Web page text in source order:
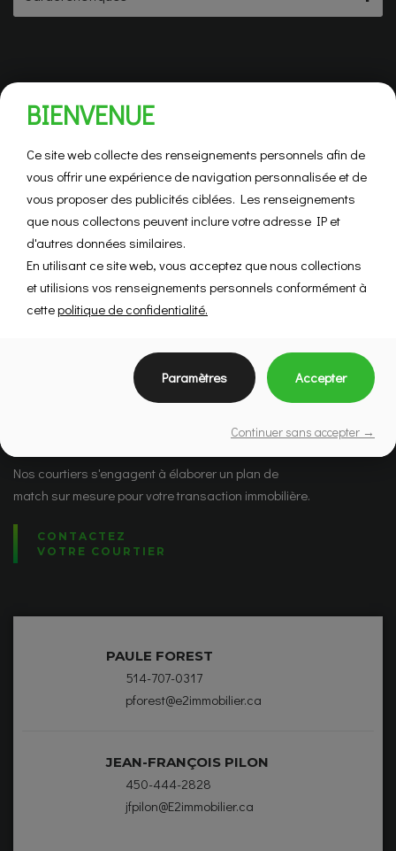
Nos courtiers s'engagent à élaborer un plan de
match sur mesure pour votre transaction immobilière.
CONTACTEZ
VOTRE COURTIER
PAULE FOREST
514-707-0317
pforest@e2immobilier.ca
JEAN-FRANÇOIS PILON
450-444-2828
jfpilon@E2immobilier.ca
BIENVENUE
Ce site web collecte des renseignements personnels afin de
vous offrir une expérience de navigation personnalisée et de
vous proposer des publicités ciblées. Les renseignements
que nous collectons peuvent inclure votre adresse IP et
d'autres données similaires.
En utilisant ce site web, vous acceptez que nous collections
et utilisions vos renseignements personnels conformément à
cettepolitique de confidentialité.
Paramètres Accepter
Continuer sans accepter →